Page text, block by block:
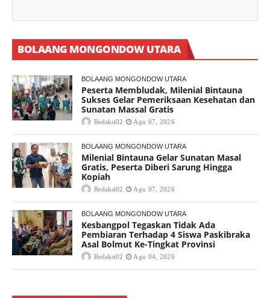
BOLAANG MONGONDOW UTARA
BOLAANG MONGONDOW UTARA
Peserta Membludak, Milenial Bintauna
Sukses Gelar Pemeriksaan Kesehatan dan
Sunatan Massal Gratis
Redaksi02 Agu 07, 2026
BOLAANG MONGONDOW UTARA
Milenial Bintauna Gelar Sunatan Masal
Gratis, Peserta Diberi Sarung Hingga
Kopiah
Redaksi02 Agu 07, 2026
BOLAANG MONGONDOW UTARA
Kesbangpol Tegaskan Tidak Ada
Pembiaran Terhadap 4 Siswa Paskibraka
Asal Bolmut Ke-Tingkat Provinsi
Redaksi02 Agu 04, 2026